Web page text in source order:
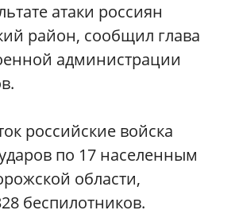
атаки россиян
район, сообщил глава
администрации
российские войска
по 17 населенным
области,
беспилотников.